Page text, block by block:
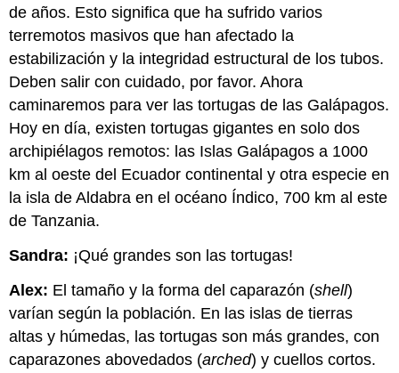
de años. Esto significa que ha sufrido varios
terremotos masivos que han afectado la
estabilización y la integridad estructural de los tubos.
Deben salir con cuidado, por favor. Ahora
caminaremos para ver las tortugas de las Galápagos.
Hoy en día, existen tortugas gigantes en solo dos
archipiélagos remotos: las Islas Galápagos a 1000
km al oeste del Ecuador continental y otra especie en
la isla de Aldabra en el océano Índico, 700 km al este
de Tanzania.
Sandra: ¡Qué grandes son las tortugas!
Alex: El tamaño y la forma del caparazón (shell)
varían según la población. En las islas de tierras
altas y húmedas, las tortugas son más grandes, con
caparazones abovedados (arched) y cuellos cortos.